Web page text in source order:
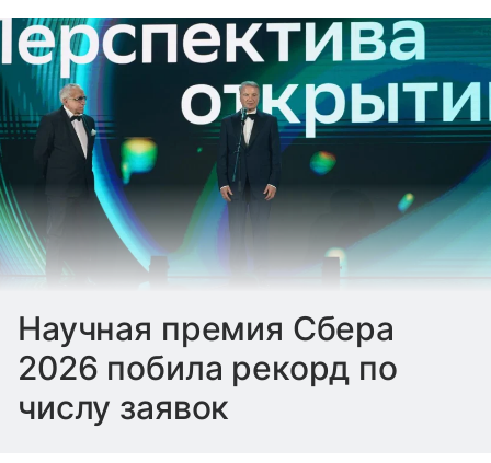
Научная премия Сбера
2026 побила рекорд по
числу заявок